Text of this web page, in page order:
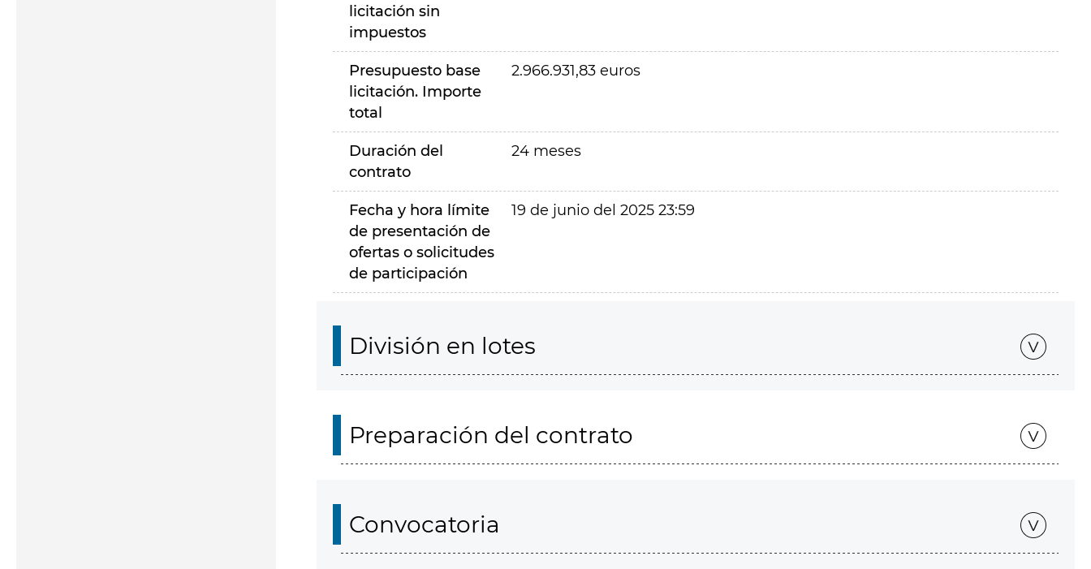
licitación sin
impuestos
Presupuesto base
licitación. Importe
total
2.966.931,83 euros
Duración del
contrato
24 meses
Fecha y hora límite
de presentación de
ofertas o solicitudes
de participación
19 de junio del 2025 23:59
División en lotes
Preparación del contrato
Convocatoria